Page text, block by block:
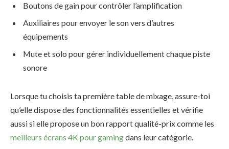
Boutons de gain pour contrôler l’amplification
Auxiliaires pour envoyer le son vers d’autres
équipements
Mute et solo pour gérer individuellement chaque piste
sonore
Lorsque tu choisis ta première table de mixage, assure-toi
qu’elle dispose des fonctionnalités essentielles et vérifie
aussi si elle propose un bon rapport qualité-prix comme les
meilleurs écrans 4K pour gamingdans leur catégorie.